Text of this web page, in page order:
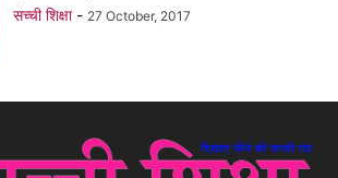
सच्ची शिक्षा - 27 October, 2017